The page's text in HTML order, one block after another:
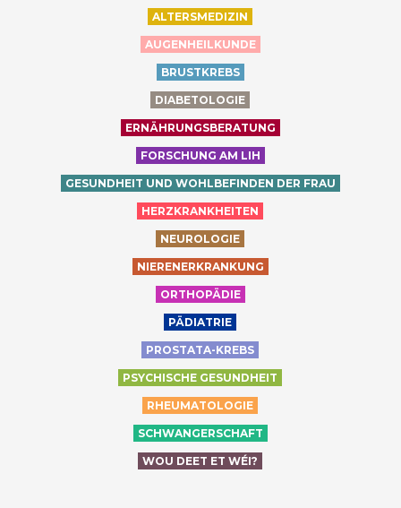
ALTERSMEDIZIN
AUGENHEILKUNDE
BRUSTKREBS
DIABETOLOGIE
ERNÄHRUNGSBERATUNG
FORSCHUNG AM LIH
GESUNDHEIT UND WOHLBEFINDEN DER FRAU
HERZKRANKHEITEN
NEUROLOGIE
NIERENERKRANKUNG
ORTHOPÄDIE
PÄDIATRIE
PROSTATA-KREBS
PSYCHISCHE GESUNDHEIT
RHEUMATOLOGIE
SCHWANGERSCHAFT
WOU DEET ET WÉI?